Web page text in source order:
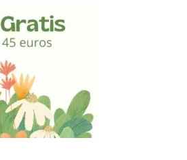
se
pueden
elegir
página
de
producto